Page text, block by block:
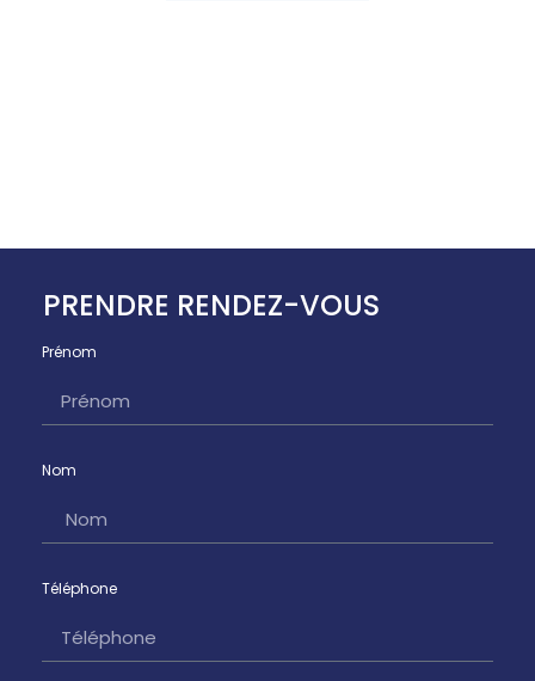
PRENDRE RENDEZ-VOUS
Prénom
Nom
Téléphone